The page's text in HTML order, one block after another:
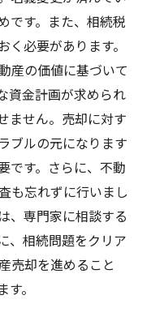
です。また、相続税
必要があります。
産の価値に基づいて
資金計画が求められ
ません。売却に対す
ブルの元になります
です。さらに、不動
も忘れずに行いまし
、専門家に相談する
、相続問題をクリア
売却を進めること
。